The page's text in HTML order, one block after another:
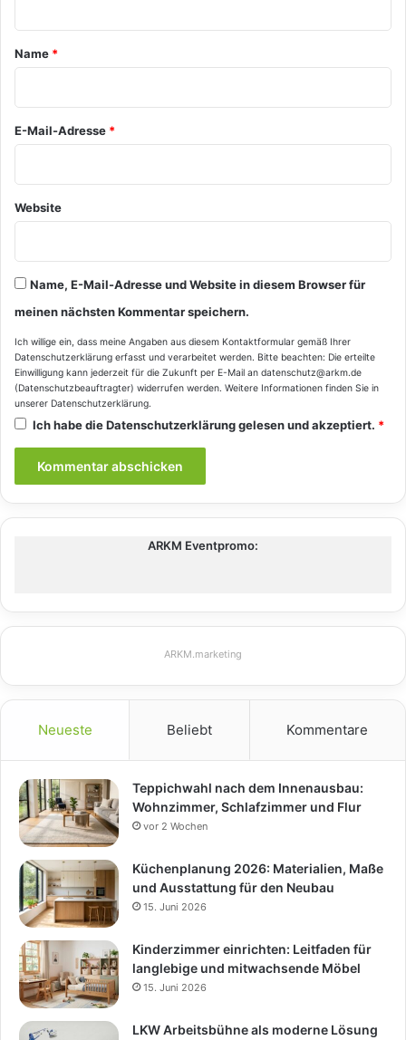
a
*
Name *
E-Mail-Adresse *
Website
Name, E-Mail-Adresse und Website in diesem Browser für
meinen nächsten Kommentar speichern.
Ich willige ein, dass meine Angaben aus diesem Kontaktformular gemäß Ihrer
Datenschutzerklärung erfasst und verarbeitet werden. Bitte beachten: Die erteilte
Einwilligung kann jederzeit für die Zukunft per E-Mail an datenschutz@arkm.de
(Datenschutzbeauftragter) widerrufen werden. Weitere Informationen finden Sie in
unserer Datenschutzerklärung.
Ich habe dieDatenschutzerklärunggelesen und akzeptiert. *
ARKM Eventpromo:
ARKM.marketing
Neueste Beliebt Kommentare
Teppichwahl nach dem Innenausbau:
Wohnzimmer, Schlafzimmer und Flur
vor 2 Wochen
Küchenplanung 2026: Materialien, Maße
und Ausstattung für den Neubau
15. Juni 2026
Kinderzimmer einrichten: Leitfaden für
langlebige und mitwachsende Möbel
15. Juni 2026
LKW Arbeitsbühne als moderne Lösung